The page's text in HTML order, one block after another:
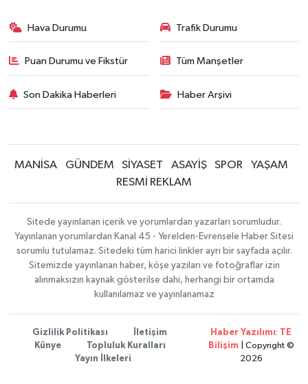
Hava Durumu Trafik Durumu
Puan Durumu ve Fikstür Tüm Manşetler
Son Dakika Haberleri Haber Arşivi
MANİSA GÜNDEM SİYASET ASAYİŞ SPOR
YAŞAM
RESMİ REKLAM
Sitede yayınlanan içerik ve yorumlardan yazarları sorumludur.
Yayınlanan yorumlardan Kanal 45 - Yerelden-Evrensele Haber Sitesi
sorumlu tutulamaz. Sitedeki tüm harici linkler ayrı bir sayfada açılır.
Sitemizde yayınlanan haber, köşe yazıları ve fotoğraflar izin
alınmaksızın kaynak gösterilse dahi, herhangi bir ortamda
kullanılamaz ve yayınlanamaz
Gizlilik Politikası
İletişim
Künye
Topluluk Kuralları
Yayın İlkeleri
Haber Yazılımı: TE
Bilişim | Copyright ©
2026